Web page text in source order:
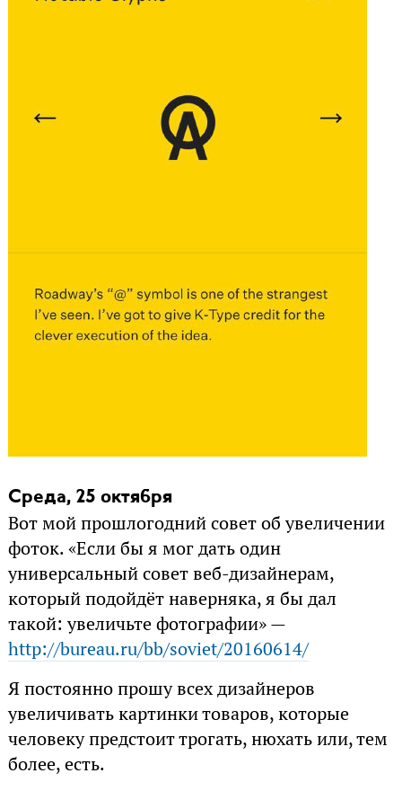
Среда, 25 октября
Вот мой прошлогодний совет об увеличении
фоток. «Если бы я мог дать один
универсальный совет веб-дизайнерам,
который подойдёт наверняка, я бы дал
такой: увеличьте фотографии» —
http://bureau.ru/bb/soviet/20160614/
Я постоянно прошу всех дизайнеров
увеличивать картинки товаров, которые
человеку предстоит трогать, нюхать или, тем
более, есть.